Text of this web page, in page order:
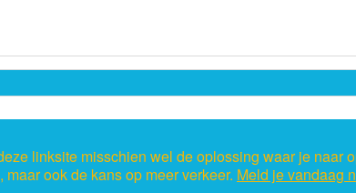
linksite misschien wel de oplossing waar je naar
ook de kans op meer verkeer. Meld je vandaag